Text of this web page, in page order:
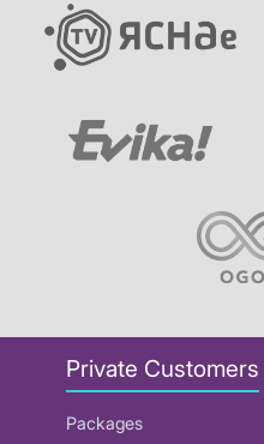
Private Customers
Packages